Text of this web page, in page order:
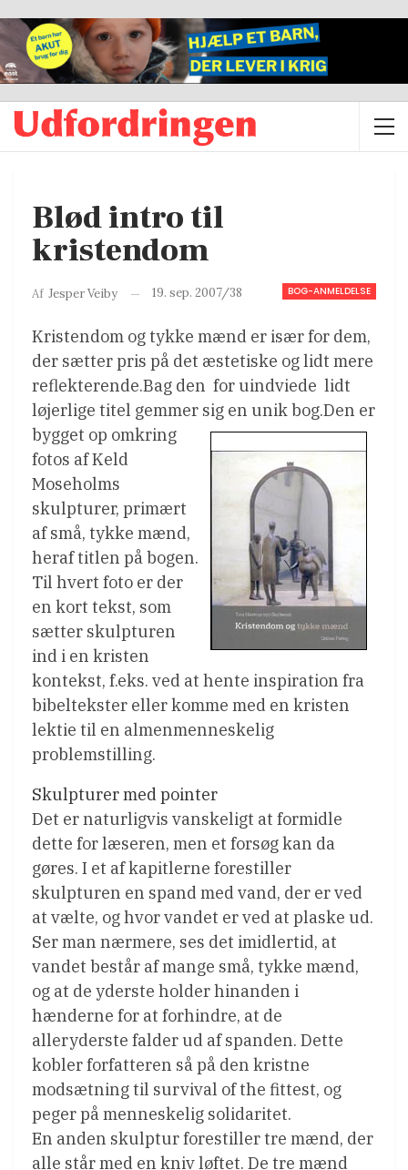
Blød intro til
kristendom
BOG-ANMELDELSE
Af Jesper Veiby 19. sep. 2007/38
Kristendom og tykke mænd er især for dem,
der sætter pris på det æstetiske og lidt mere
reflekterende.Bag den  for uindviede  lidt
løjerlige titel gemmer sig en unik bog.Den er
bygget op omkring
fotos af Keld
Moseholms
skulpturer, primært
af små, tykke mænd,
heraf titlen på bogen.
Til hvert foto er der
en kort tekst, som
sætter skulpturen
ind i en kristen
kontekst, f.eks. ved at hente inspiration fra
bibeltekster eller komme med en kristen
lektie til en almenmenneskelig
problemstilling.
Skulpturer med pointer
Det er naturligvis vanskeligt at formidle
dette for læseren, men et forsøg kan da
gøres. I et af kapitlerne forestiller
skulpturen en spand med vand, der er ved
at vælte, og hvor vandet er ved at plaske ud.
Ser man nærmere, ses det imidlertid, at
vandet består af mange små, tykke mænd,
og at de yderste holder hinanden i
hænderne for at forhindre, at de
alleryderste falder ud af spanden. Dette
kobler forfatteren så på den kristne
modsætning til survival of the fittest, og
peger på menneskelig solidaritet.
En anden skulptur forestiller tre mænd, der
alle står med en kniv løftet. De tre mænd